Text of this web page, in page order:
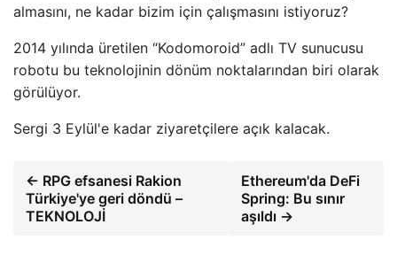
almasını, ne kadar bizim için çalışmasını istiyoruz?
2014 yılında üretilen “Kodomoroid” adlı TV sunucusu
robotu bu teknolojinin dönüm noktalarından biri olarak
görülüyor.
Sergi 3 Eylül'e kadar ziyaretçilere açık kalacak.
← RPG efsanesi Rakion
Türkiye'ye geri döndü –
TEKNOLOJİ
Ethereum'da DeFi
Spring: Bu sınır
aşıldı →